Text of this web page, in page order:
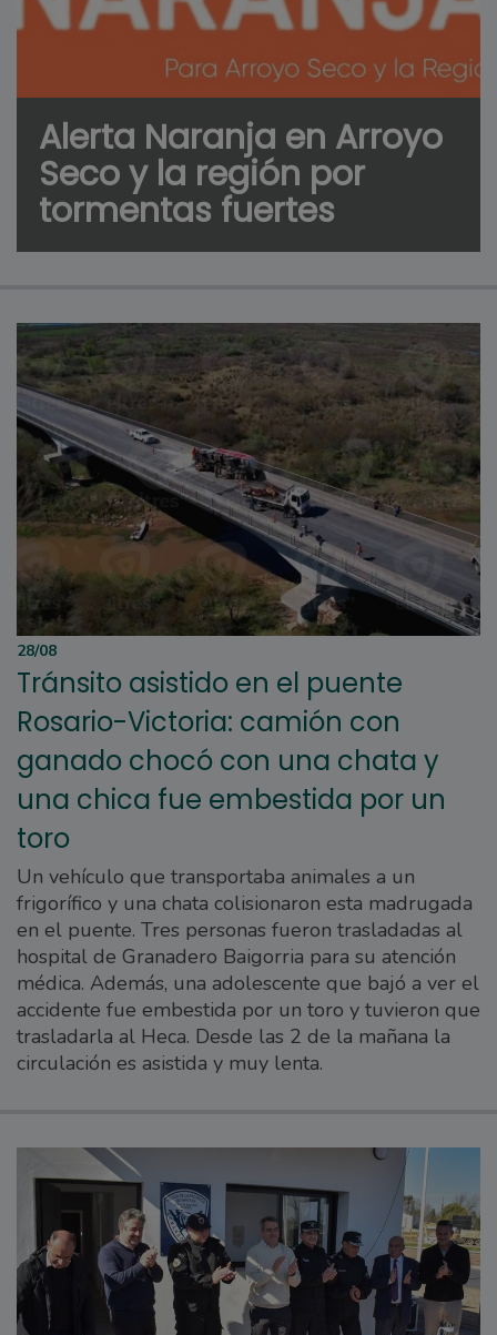
Alerta Naranja en Arroyo
Seco y la región por
tormentas fuertes
28/08
Tránsito asistido en el puente
Rosario-Victoria: camión con
ganado chocó con una chata y
una chica fue embestida por un
toro
Un vehículo que transportaba animales a un
frigorífico y una chata colisionaron esta madrugada
en el puente. Tres personas fueron trasladadas al
hospital de Granadero Baigorria para su atención
médica. Además, una adolescente que bajó a ver el
accidente fue embestida por un toro y tuvieron que
trasladarla al Heca. Desde las 2 de la mañana la
circulación es asistida y muy lenta.